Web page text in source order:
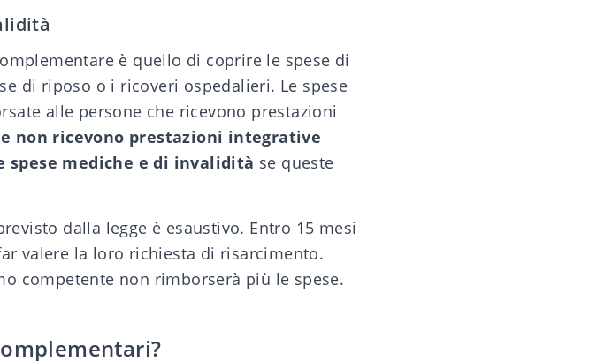
è quello di coprire le spese di
di riposo o i ricoveri ospedalieri. Le spese
alle persone che ricevono prestazioni
non ricevono prestazioni integrative
mediche e di invalidità se queste
dalla legge è esaustivo. Entro 15 mesi
valere la loro richiesta di risarcimento.
competente non rimborserà più le spese.